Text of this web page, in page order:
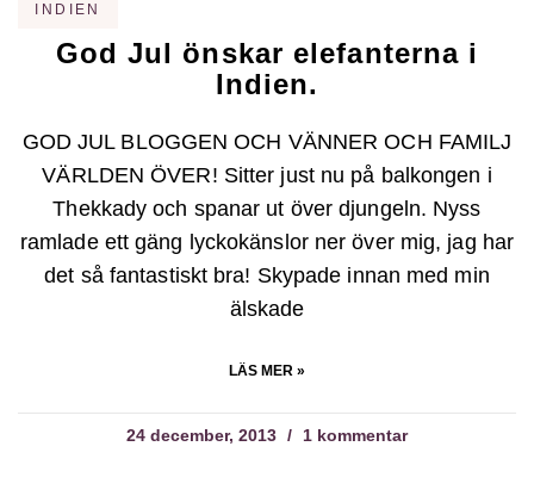
INDIEN
God Jul önskar elefanterna i
Indien.
GOD JUL BLOGGEN OCH VÄNNER OCH FAMILJ
VÄRLDEN ÖVER! Sitter just nu på balkongen i
Thekkady och spanar ut över djungeln. Nyss
ramlade ett gäng lyckokänslor ner över mig, jag har
det så fantastiskt bra! Skypade innan med min
älskade
LÄS MER »
24 december, 2013 1 kommentar